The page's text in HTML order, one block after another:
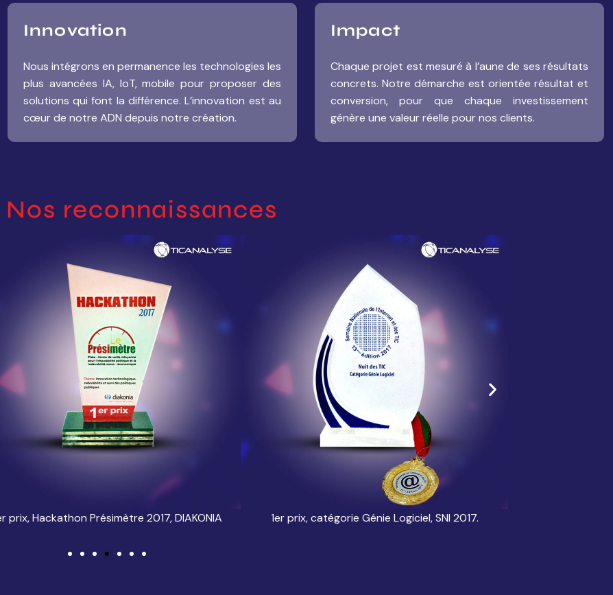
Innovation
Nous intégrons en permanence les technologies les
plus avancées IA, IoT, mobile pour proposer des
solutions qui font la différence. L’innovation est au
cœur de notre ADN depuis notre création.
Impact
Chaque projet est mesuré à l’aune de ses résultats
concrets. Notre démarche est orientée résultat et
conversion, pour que chaque investissement
génère une valeur réelle pour nos clients.
Nos reconnaissances
prix, Hackathon Présimètre 2017, DIAKONIA 1er prix, catégorie Génie Logiciel, SNI 2017.